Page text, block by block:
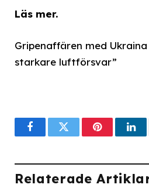
Läs mer.
Gripenaffären med
starkare luftförsvar”
FacebookTwitterPinterest
Relaterade